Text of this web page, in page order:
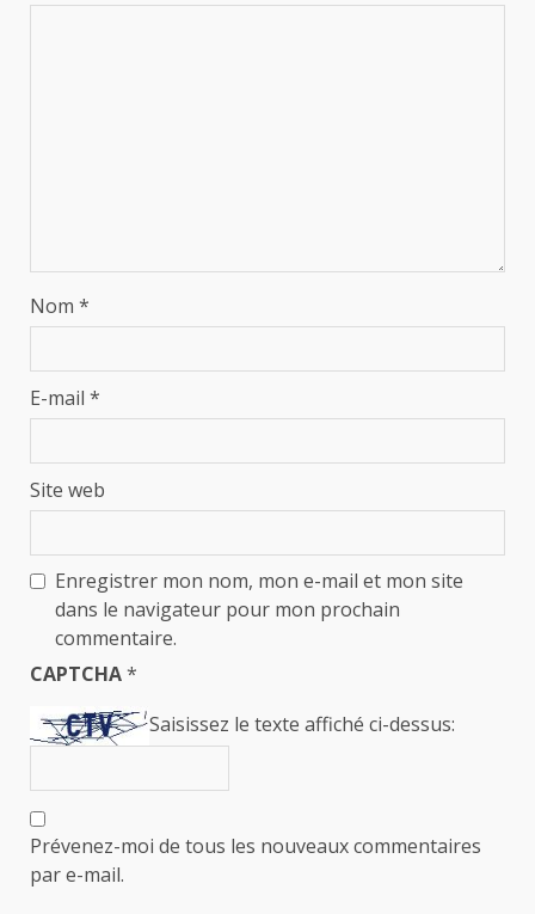
Nom *
E-mail *
Site web
Enregistrer mon nom, mon e-mail et mon site
dans le navigateur pour mon prochain
commentaire.
CAPTCHA*
Saisissez le texte affiché ci-dessus:
Prévenez-moi de tous les nouveaux commentaires
par e-mail.